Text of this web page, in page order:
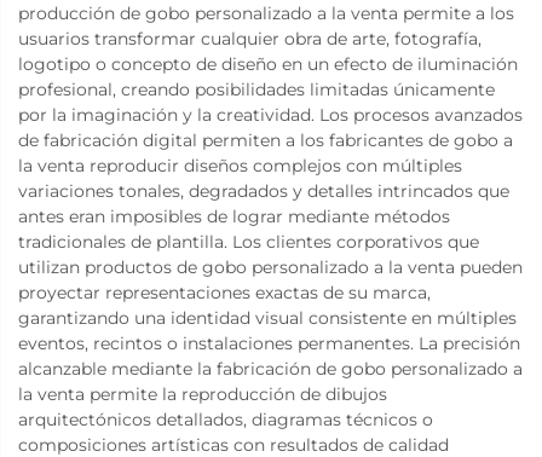
producción de gobo personalizado a la venta permite a los
usuarios transformar cualquier obra de arte, fotografía,
logotipo o concepto de diseño en un efecto de iluminación
profesional, creando posibilidades limitadas únicamente
por la imaginación y la creatividad. Los procesos avanzados
de fabricación digital permiten a los fabricantes de gobo a
la venta reproducir diseños complejos con múltiples
variaciones tonales, degradados y detalles intrincados que
antes eran imposibles de lograr mediante métodos
tradicionales de plantilla. Los clientes corporativos que
utilizan productos de gobo personalizado a la venta pueden
proyectar representaciones exactas de su marca,
garantizando una identidad visual consistente en múltiples
eventos, recintos o instalaciones permanentes. La precisión
alcanzable mediante la fabricación de gobo personalizado a
la venta permite la reproducción de dibujos
arquitectónicos detallados, diagramas técnicos o
composiciones artísticas con resultados de calidad